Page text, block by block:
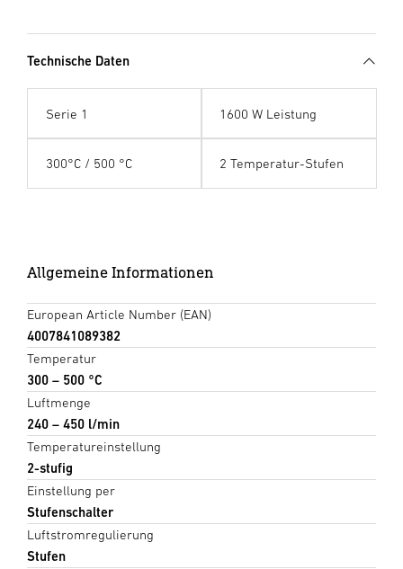
Technische Daten
Serie 1 1600 W Leistung
300°C / 500 °C 2 Temperatur-Stufen
Allgemeine Informationen
European Article Number (EAN)
4007841089382
Temperatur
300 – 500 °C
Luftmenge
240 – 450 l/min
Temperatureinstellung
2-stufig
Einstellung per
Stufenschalter
Luftstromregulierung
Stufen